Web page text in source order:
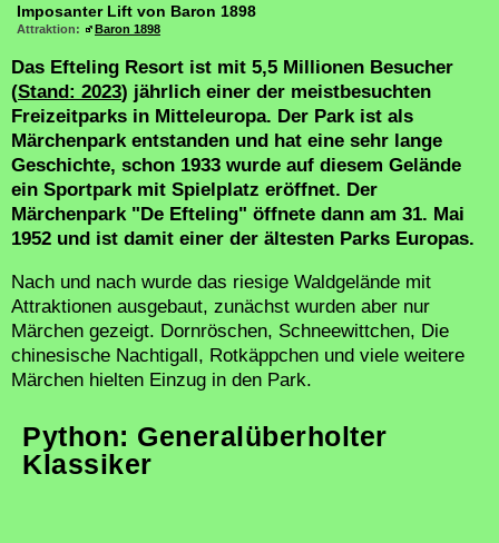
Imposanter Lift von Baron 1898
Attraktion: Baron 1898
Das Efteling Resort ist mit 5,5 Millionen Besucher
(Stand: 2023) jährlich einer der meistbesuchten
Freizeitparks in Mitteleuropa. Der Park ist als
Märchenpark entstanden und hat eine sehr lange
Geschichte, schon 1933 wurde auf diesem Gelände
ein Sportpark mit Spielplatz eröffnet. Der
Märchenpark "De Efteling" öffnete dann am 31. Mai
1952 und ist damit einer der ältesten Parks Europas.
Nach und nach wurde das riesige Waldgelände mit
Attraktionen ausgebaut, zunächst wurden aber nur
Märchen gezeigt. Dornröschen, Schneewittchen, Die
chinesische Nachtigall, Rotkäppchen und viele weitere
Märchen hielten Einzug in den Park.
Python: Generalüberholter
Klassiker